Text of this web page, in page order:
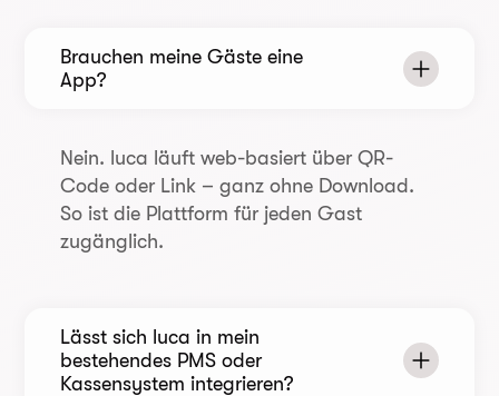
Brauchen meine Gäste eine
App?
Nein. luca läuft web-basiert über QR-
Code oder Link – ganz ohne Download.
So ist die Plattform für jeden Gast
zugänglich.
Lässt sich luca in mein
bestehendes PMS oder
Kassensystem integrieren?